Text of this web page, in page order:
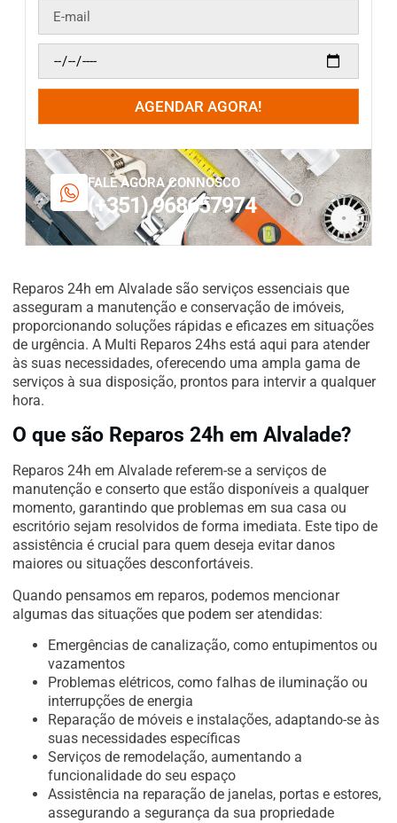
AGENDAR AGORA!
FALE AGORA CONNOSCO
(+351) 968657974
Reparos 24h em Alvalade são serviços essenciais que
asseguram a manutenção e conservação de imóveis,
proporcionando soluções rápidas e eficazes em situações
de urgência. A Multi Reparos 24hs está aqui para atender
às suas necessidades, oferecendo uma ampla gama de
serviços à sua disposição, prontos para intervir a qualquer
hora.
O que são Reparos 24h em Alvalade?
Reparos 24h em Alvalade referem-se a serviços de
manutenção e conserto que estão disponíveis a qualquer
momento, garantindo que problemas em sua casa ou
escritório sejam resolvidos de forma imediata. Este tipo de
assistência é crucial para quem deseja evitar danos
maiores ou situações desconfortáveis.
Quando pensamos em reparos, podemos mencionar
algumas das situações que podem ser atendidas:
Emergências de canalização, como entupimentos ou
vazamentos
Problemas elétricos, como falhas de iluminação ou
interrupções de energia
Reparação de móveis e instalações, adaptando-se às
suas necessidades específicas
Serviços de remodelação, aumentando a
funcionalidade do seu espaço
Assistência na reparação de janelas, portas e estores,
assegurando a segurança da sua propriedade